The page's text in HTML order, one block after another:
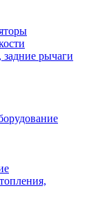
задние рычаги